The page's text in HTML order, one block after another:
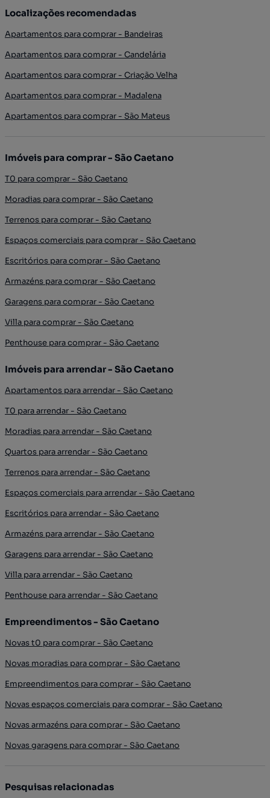
Localizações recomendadas
Apartamentos para comprar - Bandeiras
Apartamentos para comprar - Candelária
Apartamentos para comprar - Criação Velha
Apartamentos para comprar - Madalena
Apartamentos para comprar - São Mateus
Imóveis para comprar - São Caetano
T0 para comprar - São Caetano
Moradias para comprar - São Caetano
Terrenos para comprar - São Caetano
Espaços comerciais para comprar - São Caetano
Escritórios para comprar - São Caetano
Armazéns para comprar - São Caetano
Garagens para comprar - São Caetano
Villa para comprar - São Caetano
Penthouse para comprar - São Caetano
Imóveis para arrendar - São Caetano
Apartamentos para arrendar - São Caetano
T0 para arrendar - São Caetano
Moradias para arrendar - São Caetano
Quartos para arrendar - São Caetano
Terrenos para arrendar - São Caetano
Espaços comerciais para arrendar - São Caetano
Escritórios para arrendar - São Caetano
Armazéns para arrendar - São Caetano
Garagens para arrendar - São Caetano
Villa para arrendar - São Caetano
Penthouse para arrendar - São Caetano
Empreendimentos - São Caetano
Novas t0 para comprar - São Caetano
Novas moradias para comprar - São Caetano
Empreendimentos para comprar - São Caetano
Novas espaços comerciais para comprar - São Caetano
Novas armazéns para comprar - São Caetano
Novas garagens para comprar - São Caetano
Pesquisas relacionadas